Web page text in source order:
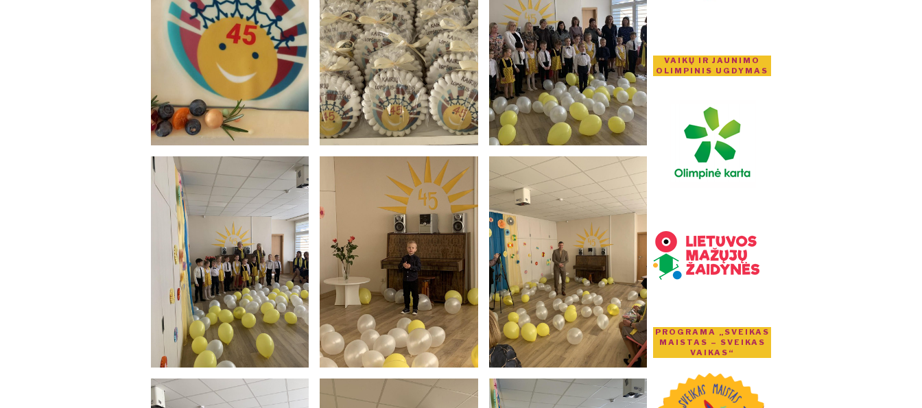
VAIKŲ IR JAUNIMO
OLIMPINIS UGDYMAS
PROGRAMA „SVEIKAS
MAISTAS – SVEIKAS
VAIKAS“